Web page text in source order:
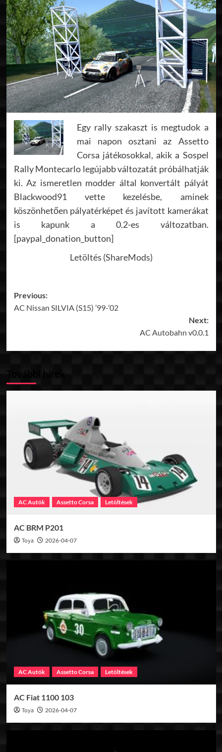
Egy rally szakaszt is megtudok a
mai napon osztani az Assetto
Corsa játékosokkal, akik a Sospel
Rally Montecarlo legújabb változatát próbálhatják
ki. Az ismeretlen modder által konvertált pályát
Blackwood91 vette kezelésbe, aminek
köszönhetően pályatérképet és javított kamerákat
is kapunk a 0.2-es változatban.
[paypal_donation_button]
Letöltés (ShareMods)
Post
navigation
Previous:
AC Nissan SILVIA (S15) ’99-’02
Next:
AC Autobahn v0.0.1
AC Autók Assetto Corsa Letöltések
AC BRM P201
Toya 2026-04-07
AC Autók Assetto Corsa Letöltések
AC Fiat 1100 103
Toya 2026-04-07